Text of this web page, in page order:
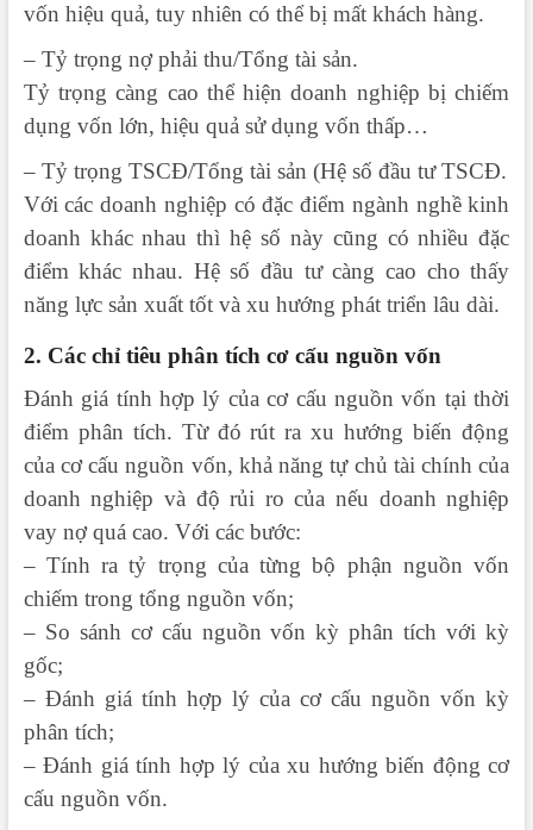
vốn hiệu quả, tuy nhiên có thể bị mất khách hàng.
– Tỷ trọng nợ phải thu/Tổng tài sản.
Tỷ trọng càng cao thể hiện doanh nghiệp bị chiếm
dụng vốn lớn, hiệu quả sử dụng vốn thấp…
– Tỷ trọng TSCĐ/Tổng tài sản (Hệ số đầu tư TSCĐ.
Với các doanh nghiệp có đặc điểm ngành nghề kinh
doanh khác nhau thì hệ số này cũng có nhiều đặc
điểm khác nhau. Hệ số đầu tư càng cao cho thấy
năng lực sản xuất tốt và xu hướng phát triển lâu dài.
2. Các chỉ tiêu phân tích cơ cấu nguồn vốn
Đánh giá tính hợp lý của cơ cấu nguồn vốn tại thời
điểm phân tích. Từ đó rút ra xu hướng biến động
của cơ cấu nguồn vốn, khả năng tự chủ tài chính của
doanh nghiệp và độ rủi ro của nếu doanh nghiệp
vay nợ quá cao. Với các bước:
– Tính ra tỷ trọng của từng bộ phận nguồn vốn
chiếm trong tổng nguồn vốn;
– So sánh cơ cấu nguồn vốn kỳ phân tích với kỳ
gốc;
– Đánh giá tính hợp lý của cơ cấu nguồn vốn kỳ
phân tích;
– Đánh giá tính hợp lý của xu hướng biến động cơ
cấu nguồn vốn.